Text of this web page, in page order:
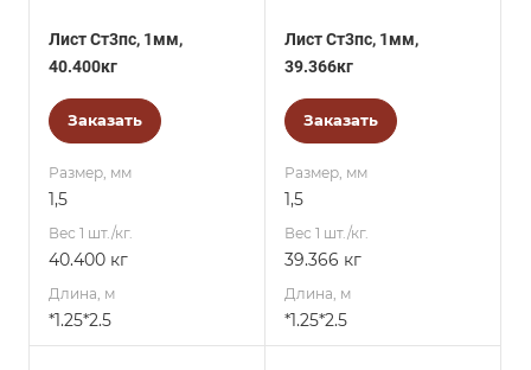
Лист Ст3пс, 1мм,
40.400кг
Заказать
Размер, мм
1,5
Вес 1 шт./кг.
40.400 кг
Длина, м
*1.25*2.5
Лист Ст3пс, 1мм,
39.366кг
Заказать
Размер, мм
1,5
Вес 1 шт./кг.
39.366 кг
Длина, м
*1.25*2.5